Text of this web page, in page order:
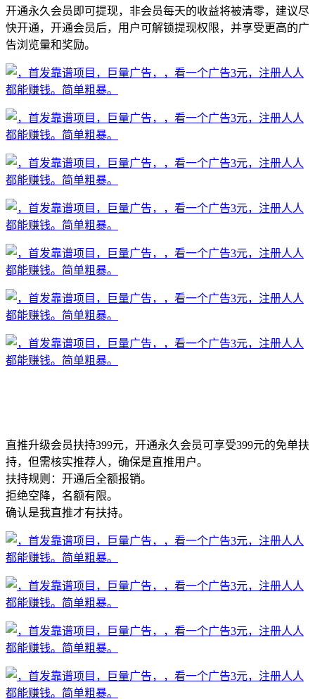
开通永久会员即可提现，非会员每天的收益将被清零，建议尽
快开通，开通会员后，用户可解锁提现权限，并享受更高的广
告浏览量和奖励。
直推升级会员扶持399元，开通永久会员可享受399元的免单扶
持，但需核实推荐人，确保是直推用户。
扶持规则：开通后全额报销。
拒绝空降，名额有限。
确认是我直推才有扶持。